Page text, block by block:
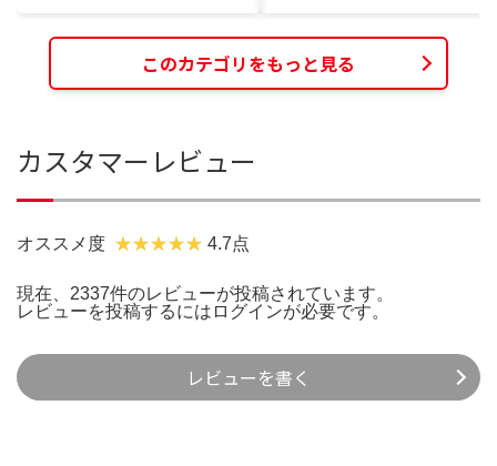
このカテゴリをもっと見る
カスタマーレビュー
オススメ度 4.7点
現在、2337件のレビューが投稿されています。
レビューを投稿するには ログインが必要です。
レビューを書く